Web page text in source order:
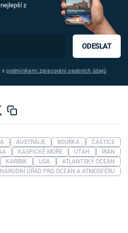
z
ODESLAT
spodmínkami zpracování osobních údajů
AUSTRÁLIE BOUŘKA
ČÁSTICE
KASPICKÉ MOŘE UTAH
ÍRÁN
KARIBIK USA
ATLANTSKÝ OCEÁN
NÁRODNÍ ÚŘAD PRO OCEÁN A ATMOSFÉRU